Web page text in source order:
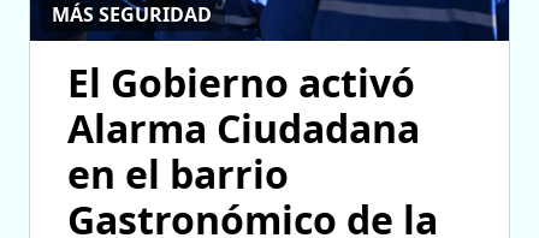
MÁS SEGURIDAD
El Gobierno activó
Alarma Ciudadana
en el barrio
Gastronómico de la